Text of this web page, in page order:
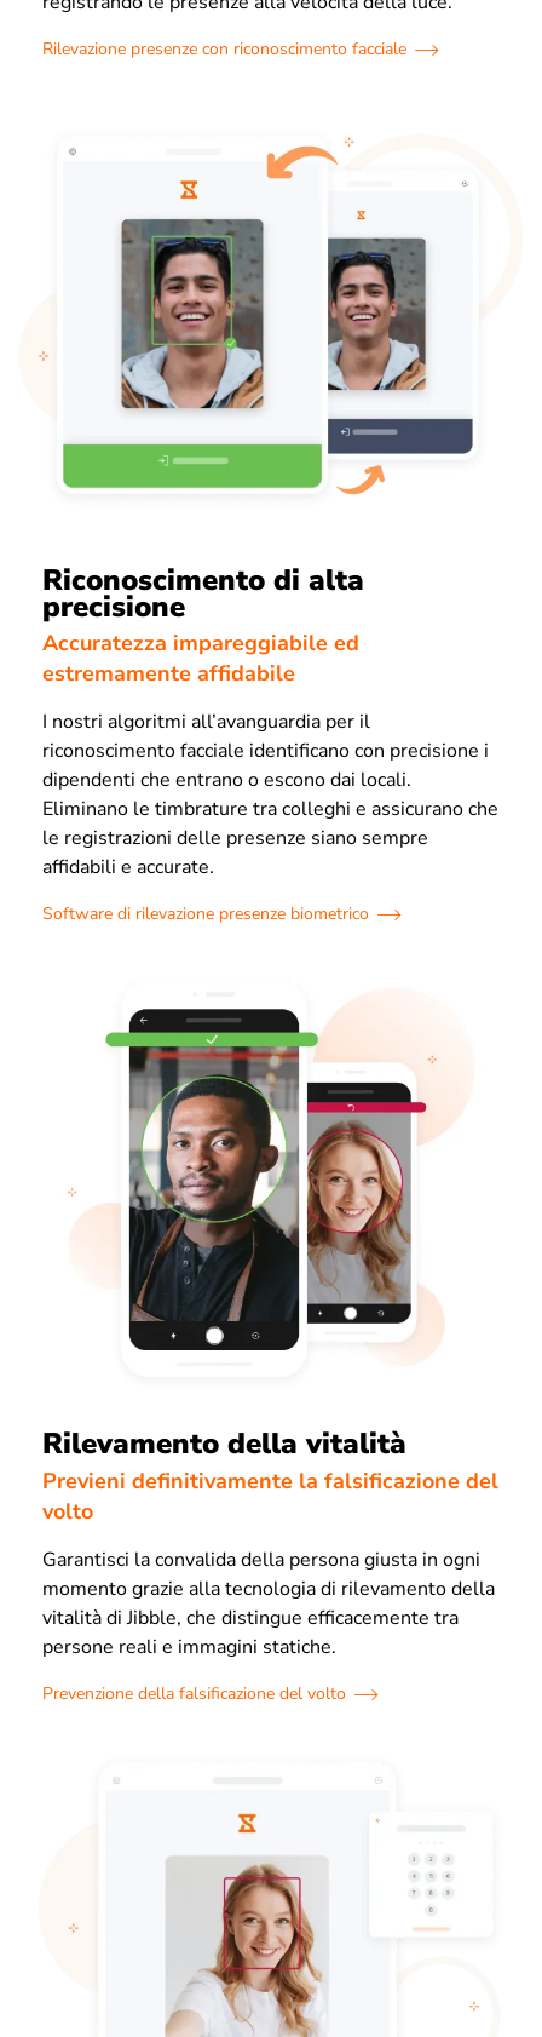
Rilevazione presenze con riconoscimento facciale
Riconoscimento di alta
precisione
Accuratezza impareggiabile ed
estremamente affidabile
I nostri algoritmi all’avanguardia per il
riconoscimento facciale identificano con precisione i
dipendenti che entrano o escono dai locali.
Eliminano le timbrature tra colleghi e assicurano che
le registrazioni delle presenze siano sempre
affidabili e accurate.
Software di rilevazione presenze biometrico
Rilevamento della vitalità
Previeni definitivamente la falsificazione del
volto
Garantisci la convalida della persona giusta in ogni
momento grazie alla tecnologia di rilevamento della
vitalità di Jibble, che distingue efficacemente tra
persone reali e immagini statiche.
Prevenzione della falsificazione del volto